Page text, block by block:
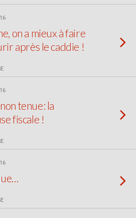
on a mieux à faire
après le caddie !
tenue: la
fiscale !